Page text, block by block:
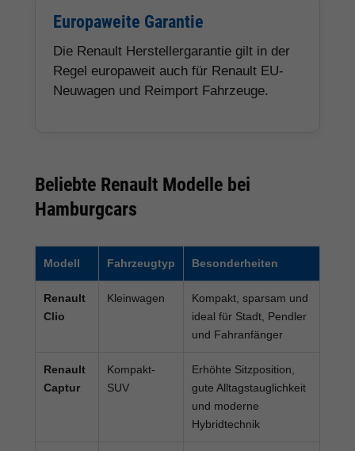
Europaweite Garantie
Die Renault Herstellergarantie gilt in der
Regel europaweit auch für Renault EU-
Neuwagen und Reimport Fahrzeuge.
Beliebte Renault Modelle bei
Hamburgcars
Modell Fahrzeugtyp Besonderheiten
Renault
Clio
Kleinwagen
Kompakt, sparsam und
ideal für Stadt, Pendler
und Fahranfänger
Renault
Captur
Kompakt-
SUV
Erhöhte Sitzposition,
gute Alltagstauglichkeit
und moderne
Hybridtechnik